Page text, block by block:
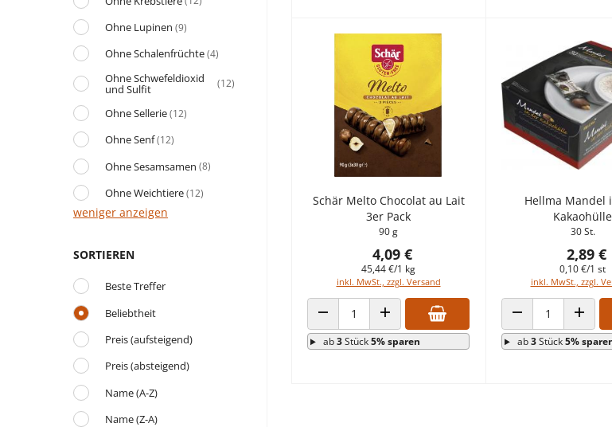
Ohne Lupinen (9)
Ohne Schalenfrüchte(4)
Ohne Schwefeldioxid
und Sulfit (12)
Ohne Sellerie(12)
Ohne Senf(12)
Ohne Sesamsamen (8)
Ohne Weichtiere(12)
weniger anzeigen
SORTIEREN
Beste Treffer
Beliebtheit
Preis (aufsteigend)
Preis (absteigend)
Name (A-Z)
Name (Z-A)
Schär Melto Chocolat au Lait
3er Pack
90 g
4,09 €
45,44 €/1 kg
inkl. MwSt., zzgl. Versand
ANZAHL VERRINGERNANZAHL ERHÖHEN
ab3Stück5% sparen
Hellma Mandel
Kakaohülle
30 St.
2,89 €
0,10 €/1 st
inkl. MwSt., zzgl.
ANZAHL VERRINGERN
ab3Stück5%